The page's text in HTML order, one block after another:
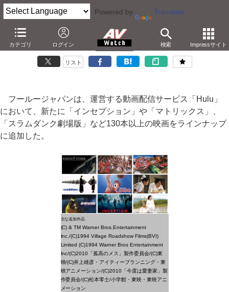
Powered by Translate
カテゴリ ログイン 検索 Impressサイト
Hulu、「インセプション」など130本以上の映画を追加
「スラムダンク 劇場版」も。Windows 8アプリ公開開始
リスト
フールージャパンは、運営する動画配信サービス「Hulu」
において、新たに「インセプション」や「マトリックス」、
「スラムダンク劇場版」など130本以上の映画をラインナップ
に追加した。
主な追加作品
(C) & TM Warner Bros.Entertainment
Inc./(C)1994 Village Roadshow Films(BVI)
Limited (C)1994 Warner Bros Entertainment
Inc/(C)2010「孤高のメス」製作委員会/(C)東
映/(C)井上雄彦・アイティープランニング・東
映アニメーション/(C)2010「今度は愛妻家」製
作委員会/(C)松本零士/小学館・東映・東映アニ
メーション